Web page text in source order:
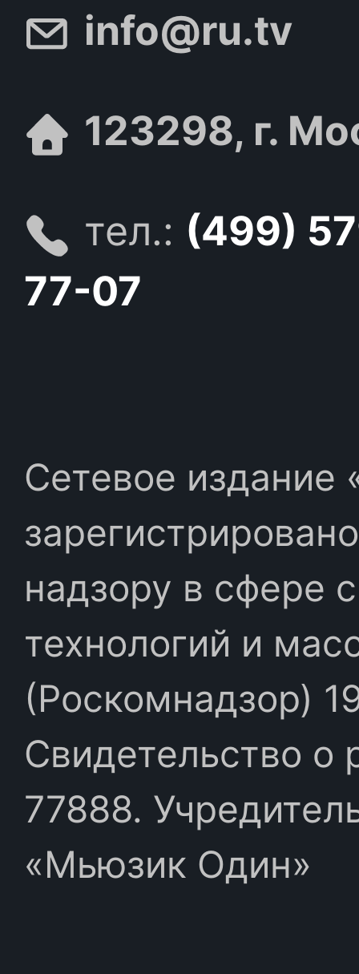
info@ru.tv
123298, г.
тел.: (499)
77-07
Сетевое издание
надзору в сфере
технологий и
(Роскомнадзор)
Свидетельство
77888.
«Мьюзик Один»